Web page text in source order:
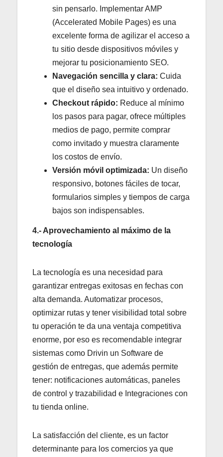
sin pensarlo. Implementar AMP
(Accelerated Mobile Pages) es una
excelente forma de agilizar el acceso a
tu sitio desde dispositivos móviles y
mejorar tu posicionamiento SEO.
Navegación sencilla y clara: Cuida
que el diseño sea intuitivo y ordenado.
Checkout rápido: Reduce al mínimo
los pasos para pagar, ofrece múltiples
medios de pago, permite comprar
como invitado y muestra claramente
los costos de envío.
Versión móvil optimizada: Un diseño
responsivo, botones fáciles de tocar,
formularios simples y tiempos de carga
bajos son indispensables.
4.- Aprovechamiento al máximo de la
tecnología
La tecnología es una necesidad para
garantizar entregas exitosas en fechas con
alta demanda. Automatizar procesos,
optimizar rutas y tener visibilidad total sobre
tu operación te da una ventaja competitiva
enorme, por eso es recomendable integrar
sistemas como Drivin un Software de
gestión de entregas, que además permite
tener: notificaciones automáticas, paneles
de control y trazabilidad e Integraciones con
tu tienda online.
La satisfacción del cliente, es un factor
determinante para los comercios ya que